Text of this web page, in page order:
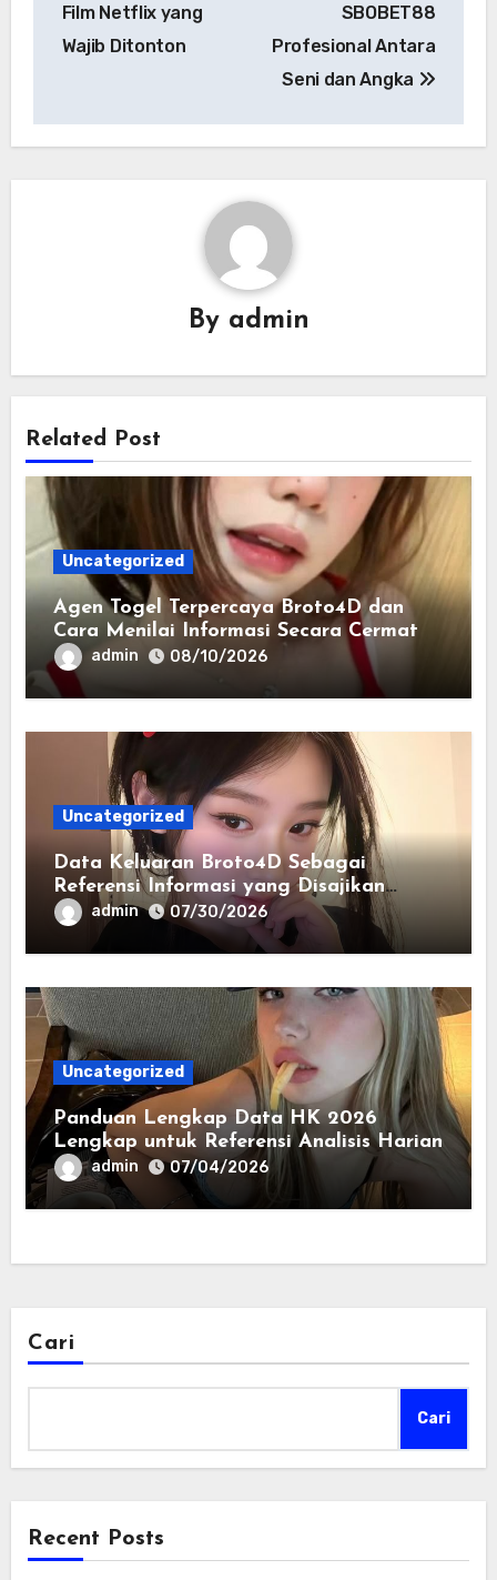
Film Netflix yang
Wajib Ditonton
SBOBET88
Profesional Antara
Seni dan Angka
By admin
Related Post
Uncategorized
Agen Togel Terpercaya Broto4D dan
Cara Menilai Informasi Secara Cermat
admin 08/10/2026
Uncategorized
Data Keluaran Broto4D Sebagai
Referensi Informasi yang Disajikan
Secara Sistematis
admin 07/30/2026
Uncategorized
Panduan Lengkap Data HK 2026
Lengkap untuk Referensi Analisis Harian
admin 07/04/2026
Cari
Cari
Recent Posts